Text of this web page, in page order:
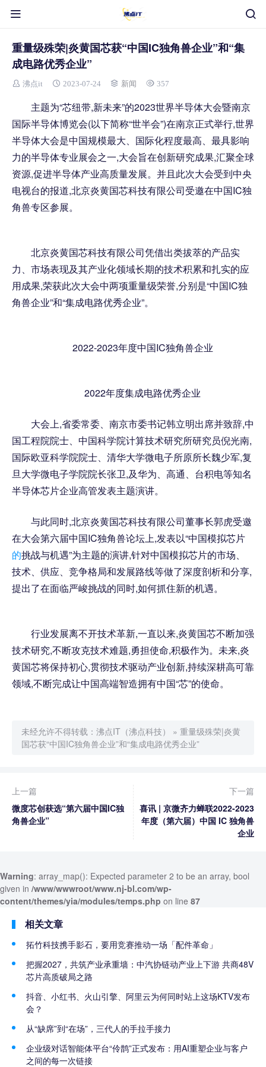
重量级殊荣|炎黄国芯获“中国IC独角兽企业”和“集
成电路优秀企业”
沸点it 2023-07-24 新闻 357
主题为“芯纽带,新未来”的2023世界半导体大会暨南京
国际半导体博览会(以下简称“世半会”)在南京正式举行,世界
半导体大会是中国规模最大、国际化程度最高、最具影响
力的半导体专业展会之一,大会旨在创新研究成果,汇聚全球
资源,促进半导体产业高质量发展。并且此次大会受到中央
电视台的报道,北京炎黄国芯科技有限公司受邀在中国IC独
角兽专区参展。
北京炎黄国芯科技有限公司凭借出类拔萃的产品实
力、市场表现及其产业化领域长期的技术积累和扎实的应
用成果,荣获此次大会中两项重量级荣誉,分别是“中国IC独
角兽企业”和“集成电路优秀企业”。
2022-2023年度中国IC独角兽企业
2022年度集成电路优秀企业
大会上,省委常委、南京市委书记韩立明出席并致辞,中
国工程院院士、中国科学院计算技术研究所研究员倪光南,
国际欧亚科学院院士、清华大学微电子所原所长魏少军,复
旦大学微电子学院院长张卫,及华为、高通、台积电等知名
半导体芯片企业高管发表主题演讲。
与此同时,北京炎黄国芯科技有限公司董事长郭虎受邀
在大会第六届中国IC独角兽论坛上,发表以“中国模拟芯片
的挑战与机遇”为主题的演讲,针对中国模拟芯片的市场、
技术、供应、竞争格局和发展路线等做了深度剖析和分享,
提出了在面临严峻挑战的同时,如何抓住新的机遇。
行业发展离不开技术革新,一直以来,炎黄国芯不断加强
技术研究,不断攻克技术难题,勇担使命,积极作为。未来,炎
黄国芯将保持初心,贯彻技术驱动产业创新,持续深耕高可靠
领域,不断完成让中国高端智造拥有中国“芯”的使命。
未经允许不得转载： 沸点IT（沸点科技） » 重量级殊荣|炎黄
国芯获“中国IC独角兽企业”和“集成电路优秀企业”
上一篇
微度芯创获选“第六届中国IC独
角兽企业”
下一篇
喜讯 | 京微齐力蝉联2022-2023
年度（第六届）中国 IC 独角兽
企业
Warning: array_map(): Expected parameter 2 to be an array, bool
given in /www/wwwroot/www.nj-bl.com/wp-
content/themes/yia/modules/temps.php on line 87
相关文章
拓竹科技携手影石，要用竞赛推动一场「配件革命」
把握2027，共筑产业承重墙：中汽协链动产业上下游 共商48V
芯片高质破局之路
抖音、小红书、火山引擎、阿里云为何同时站上这场KTV发布
会？
从“缺席”到“在场”，三代人的手拉手接力
企业级对话智能体平台“伶鹊”正式发布：用AI重塑企业与客户
之间的每一次链接